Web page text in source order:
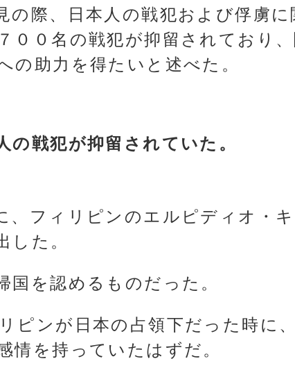
の際、日本人の戦犯および俘虜
００名の戦犯が抑留されており
の助力を得たいと述べた。
の戦犯が抑留されていた。
、フィリピンのエルピディオ・
た。
を認めるものだった。
ピンが日本の占領下だった時に
情を持っていたはずだ。